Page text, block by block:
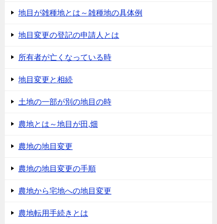
地目が雑種地とは～雑種地の具体例
地目変更の登記の申請人とは
所有者が亡くなっている時
地目変更と相続
土地の一部が別の地目の時
農地とは～地目が田,畑
農地の地目変更
農地の地目変更の手順
農地から宅地への地目変更
農地転用手続きとは